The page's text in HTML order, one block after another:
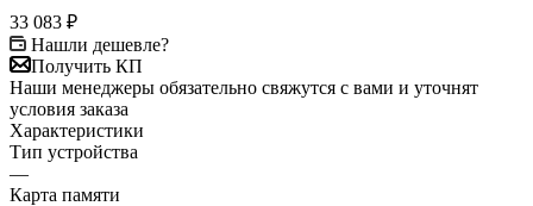
33 083 ₽
Нашли дешевле?
Получить КП
Наши менеджеры обязательно свяжутся с вами и уточнят
условия заказа
Характеристики
Тип устройства
—
Карта памяти